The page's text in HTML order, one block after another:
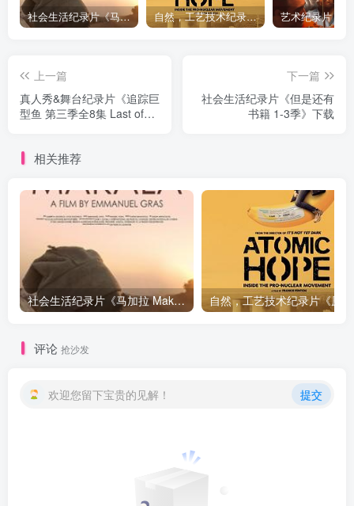
社会生活纪录片《马加拉 Makala》下载 自然，工艺技术纪录片《原子能的希望 Atomic Hope – Inside the Pro-Nuclear Movement》下载
上一篇
真人秀&舞台纪录片《追踪巨
型鱼 第三季全8集 Last of
下一篇
社会生活纪录片《但是还有
书籍 1-3季》下载
相关推荐
社会生活纪录片《马加拉 Makala》下载
评论 抢沙发
欢迎您留下宝贵的见解！ 提交